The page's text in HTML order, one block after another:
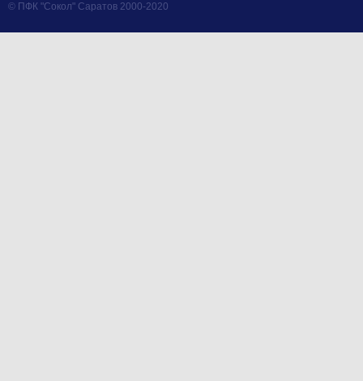
© ПФК "Сокол" Саратов 2000-2020